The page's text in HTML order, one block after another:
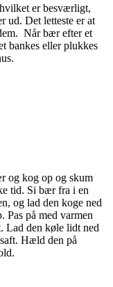
er besværligt,
ud. Det letteste er at
Når bær efter et
bankes eller plukkes
og kog op og skum
tid. Si bær fra i en
og lad den koge ned
Pas på med varmen
Lad den køle lidt ned
Hæld den på